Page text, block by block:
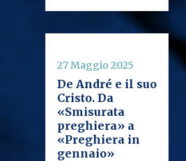
27 Maggio 2025
De André e il suo
Cristo. Da
«Smisurata
preghiera» a
«Preghiera in
gennaio»